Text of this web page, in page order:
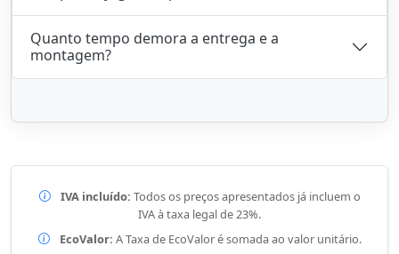
Quanto tempo demora a entrega e a
montagem?
IVA incluído: Todos os preços apresentados já incluem o
IVA à taxa legal de 23%.
EcoValor: A Taxa de EcoValor é somada ao valor unitário.